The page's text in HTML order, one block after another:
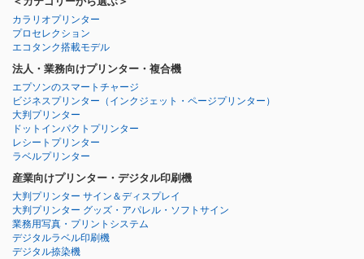
カラリオプリンター
プロセレクション
エコタンク搭載モデル
法人・業務向けプリンター・複合機
エプソンのスマートチャージ
ビジネスプリンター （インクジェット・ページプリンター）
大判プリンター
ドットインパクトプリンター
レシートプリンター
ラベルプリンター
産業向けプリンター・デジタル印刷機
大判プリンター サイン＆ディスプレイ
大判プリンター グッズ・アパレル・ソフトサイン
業務用写真・プリントシステム
デジタルラベル印刷機
デジタル捺染機